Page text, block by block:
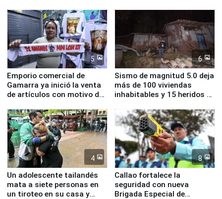
educación, salud y empleo
5
Emporio comercial de
Gamarra ya inició la venta
de artículos con motivo de
6
Sismo de magnitud 5.0 deja
más de 100 viviendas
inhabitables y 15 heridos en
4
Un adolescente tailandés
mata a siete personas en
un tiroteo en su casa y
8
Callao fortalece la
seguridad con nueva
Brigada Especial de